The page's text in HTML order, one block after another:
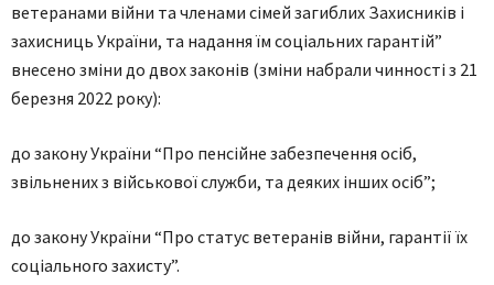
ветеранами війни та членами сімей загиблих Захисників і
захисниць України, та надання їм соціальних гарантій”
внесено зміни до двох законів (зміни набрали чинності з 21
березня 2022 року):
до закону України “Про пенсійне забезпечення осіб,
звільнених з військової служби, та деяких інших осіб”;
до закону України “Про статус ветеранів війни, гарантії їх
соціального захисту”.